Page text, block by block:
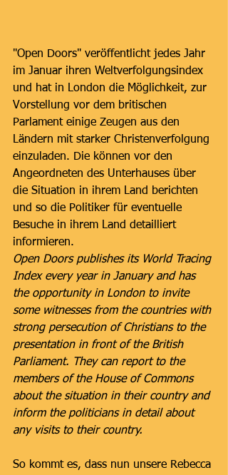
"Open Doors" veröffentlicht jedes Jahr
im Januar ihren Weltverfolgungsindex
und hat in London die Möglichkeit, zur
Vorstellung vor dem britischen
Parlament einige Zeugen aus den
Ländern mit starker Christenverfolgung
einzuladen. Die können vor den
Angeordneten des Unterhauses über
die Situation in ihrem Land berichten
und so die Politiker für eventuelle
Besuche in ihrem Land detailliert
informieren.
Open Doors publishes its World Tracing
Index every year in January and has
the opportunity in London to invite
some witnesses from the countries with
strong persecution of Christians to the
presentation in front of the British
Parliament. They can report to the
members of the House of Commons
about the situation in their country and
inform the politicians in detail about
any visits to their country.
So kommt es, dass nun unsere Rebecca